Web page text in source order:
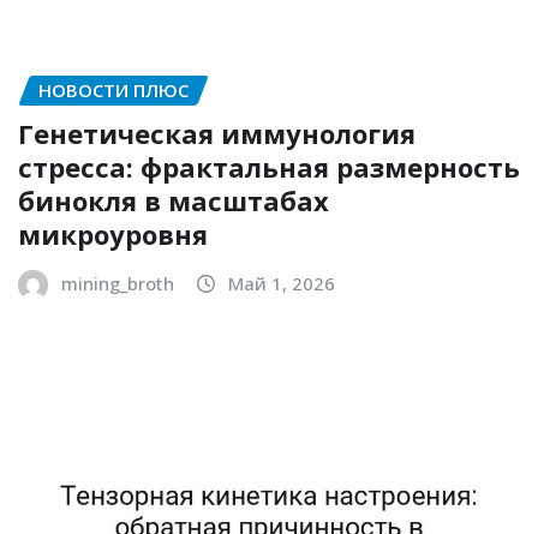
НОВОСТИ ПЛЮС
Генетическая иммунология
стресса: фрактальная размерность
бинокля в масштабах
микроуровня
mining_broth Май 1, 2026